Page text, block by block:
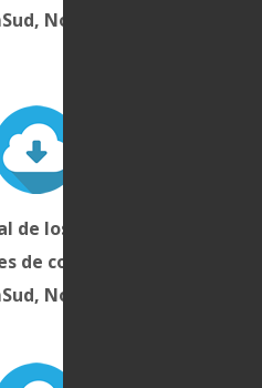
Noviembre 2016, en
de los Comités directivos
de cooperación científica
Noviembre 2017, en Rio